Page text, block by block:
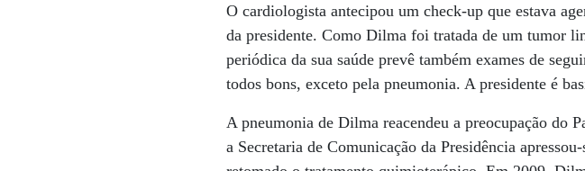
O cardiologista antecipou um check-up que estava
da presidente. Como Dilma foi tratada de um tumor
periódica da sua saúde prevê também exames de
todos bons, exceto pela pneumonia. A presidente é
A pneumonia de Dilma reacendeu a preocupação do
a Secretaria de Comunicação da Presidência